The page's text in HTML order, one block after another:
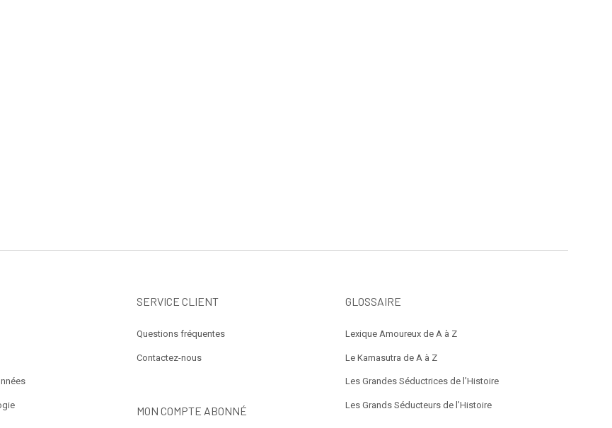
SERVICE CLIENT
Questions fréquentes
Contactez-nous
MON COMPTE ABONNÉ
GLOSSAIRE
Lexique Amoureux de A à Z
Le Kamasutra de A à Z
Les Grandes Séductrices de l’Histoire
Les Grands Séducteurs de l’Histoire